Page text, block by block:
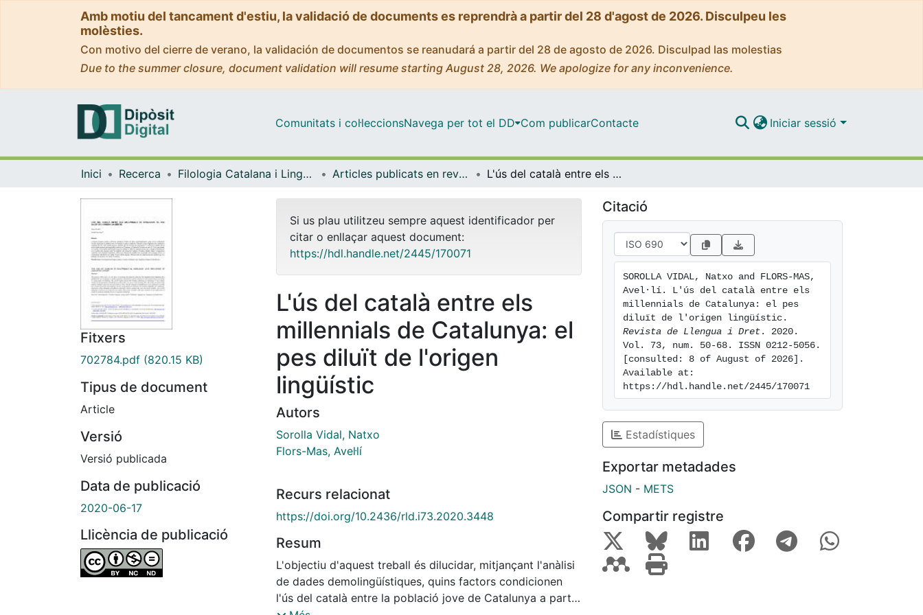
Amb motiu del tancament d'estiu, la validació de documents es reprendrà a partir del 28 d'agost de 2026. Disculpeu les
molèsties.
Con motivo del cierre de verano, la validación de documentos se reanudará a partir del 28 de agosto de 2026. Disculpad las molestias
Due to the summer closure, document validation will resume starting August 28, 2026. We apologize for any inconvenience.
Comunitats i col·leccionsNavega per tot el DD Com publicarContacte Iniciar sessió
Inici Recerca Filologia Catalana i Lingüística General Articles publicats en revistes (Filologia Catalana i Lingüística General) L'ús del català entre els millennials de Catalunya: el pes diluït de l'origen lingüístic
Fitxers
702784.pdf (820.15 KB)
Tipus de document
Article
Versió
Versió publicada
Data de publicació
2020-06-17
Llicència de publicació
Si us plau utilitzeu sempre aquest identificador per
citar o enllaçar aquest document:
https://hdl.handle.net/2445/170071
L'ús del català entre els
millennials de Catalunya: el
pes diluït de l'origen
lingüístic
Autors
Sorolla Vidal, Natxo
Flors-Mas, Avel·lí
Recurs relacionat
https://doi.org/10.2436/rld.i73.2020.3448
Resum
L'objectiu d'aquest treball és dilucidar, mitjançant l'anàlisi
de dades demolingüístiques, quins factors condicionen
l'ús del català entre la població jove de Catalunya a partir
Citació
SOROLLA VIDAL, Natxo and FLORS-MAS,
Avel·lí. L'ús del català entre els
millennials de Catalunya: el pes
Revista de Llengua i Dret . 2020.
Vol. 73, num. 50-68. ISSN 0212-5056.
[consulted: 8 of August of 2026].
Available at:
https://hdl.handle.net/2445/170071
Estadístiques
Exportar metadades
JSON - METS
Compartir registre